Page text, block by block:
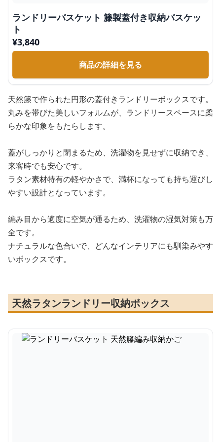
ランドリーバスケット 籐製蓋付き収納バスケッ
ト
¥3,840
商品の詳細を見る
天然籐で作られた円形の蓋付きランドリーボックスです。
丸みを帯びた美しいフォルムが、ランドリースペースに柔
らかな印象をもたらします。
蓋がしっかりと閉まるため、洗濯物を見せずに収納でき、
来客時でも安心です。
ラタン素材特有の軽やかさで、満杯になっても持ち運びし
やすい設計となっています。
編み目から適度に空気が通るため、洗濯物の湿気対策も万
全です。
ナチュラルな色合いで、どんなインテリアにも馴染みやす
いボックスです。
天然ラタンランドリー収納ボックス